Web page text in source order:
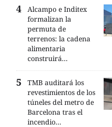
Alcampo e Inditex
formalizan la
permuta de
terrenos: la cadena
alimentaria
construirá...
TMB auditará los
revestimientos de los
túneles del metro de
Barcelona tras el
incendio...